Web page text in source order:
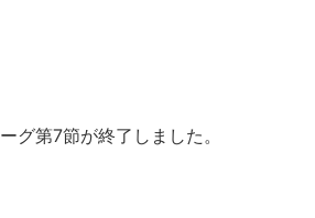
グ第7節が終了しました。